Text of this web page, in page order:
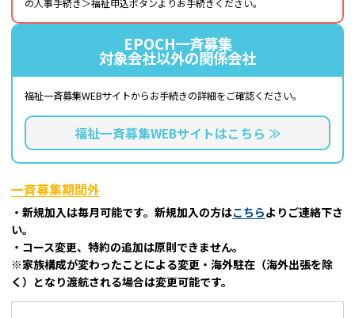
EPOCH一斉募集
対象会社以外の関係会社
福祉一斉募集WEBサイトからお手続きの詳細をご確認ください。
福祉一斉募集WEBサイトはこちら ≫
一斉募集期間外
・新規加入は毎月可能です。新規加入の方はこちらよりご連絡下さ
い。
・コース変更、特約の追加は原則できません。
※家族構成が変わったことによる変更・海外駐在（海外出張を除
く）となり渡航される場合は変更可能です。